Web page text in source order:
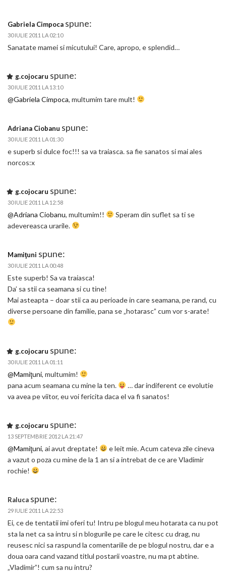
Gabriela Cimpoca spune:
30 IULIE 2011 LA 02:10
Sanatate mamei si micutului! Care, apropo, e splendid…
g.cojocaru spune:
30 IULIE 2011 LA 13:10
@Gabriela Cimpoca, multumim tare mult!
Adriana Ciobanu spune:
30 IULIE 2011 LA 01:30
e superb si dulce foc!!! sa va traiasca. sa fie sanatos si mai ales
norcos:x
g.cojocaru spune:
30 IULIE 2011 LA 12:58
@Adriana Ciobanu, multumim!!
Speram din suflet sa ti se
adevereasca urarile.
Mamiţuni spune:
30 IULIE 2011 LA 00:48
Este superb! Sa va traiasca!
Da’ sa stii ca seamana si cu tine!
Mai asteapta – doar stii ca au perioade in care seamana, pe rand, cu
diverse persoane din familie, pana se „hotarasc” cum vor s-arate!
g.cojocaru spune:
30 IULIE 2011 LA 01:11
@Mamiţuni, multumim!
pana acum seamana cu mine la ten.
… dar indiferent ce evolutie
va avea pe viitor, eu voi fericita daca el va fi sanatos!
g.cojocaru spune:
13 SEPTEMBRIE 2012 LA 21:47
@Mamiţuni, ai avut dreptate!
e leit mie. Acum cateva zile cineva
a vazut o poza cu mine de la 1 an si a intrebat de ce are Vladimir
rochie!
Raluca spune:
29 IULIE 2011 LA 22:53
Ei, ce de tentatii imi oferi tu! Intru pe blogul meu hotarata ca nu pot
sta la net ca sa intru si n blogurile pe care le citesc cu drag, nu
reusesc nici sa raspund la comentariile de pe blogul nostru, dar e a
doua oara cand vazand titlul postarii voastre, nu ma pt abtine.
„Vladimir”! cum sa nu intru?